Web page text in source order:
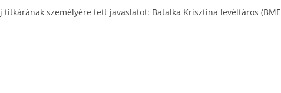
titkárának személyére tett javaslatot: Batalka Krisztina levéltáros (BME